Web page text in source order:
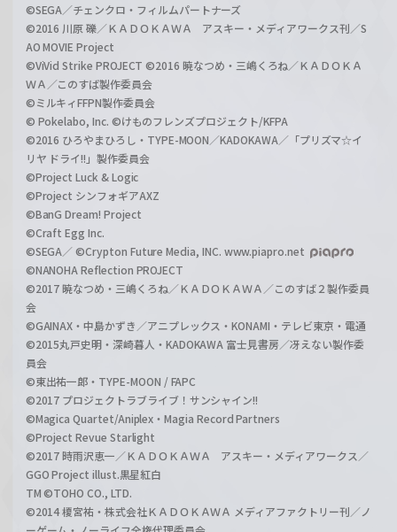
©SEGA／チェンクロ・フィルムパートナーズ
©2016 川原 礫／ＫＡＤＯＫＡＷＡ アスキー・メディアワークス刊／S
AO MOVIE Project
©ViVid Strike PROJECT ©2016 暁なつめ・三嶋くろね／ＫＡＤＯＫＡ
ＷＡ／このすば製作委員会
©ミルキィFFPN製作委員会
© Pokelabo, Inc. ©けものフレンズプロジェクト/KFPA
©2016 ひろやまひろし・TYPE-MOON／KADOKAWA／「プリズマ☆イ
リヤ ドライ!!」製作委員会
©Project Luck & Logic
©Project シンフォギアAXZ
©BanG Dream! Project
©Craft Egg Inc.
©SEGA／ ©Crypton Future Media, INC. www.piapro.net
©NANOHA Reflection PROJECT
©2017 暁なつめ・三嶋くろね／ＫＡＤＯＫＡＷＡ／このすば２製作委員
会
©GAINAX・中島かずき／アニプレックス・KONAMI・テレビ東京・電通
©2015丸戸史明・深崎暮人・KADOKAWA 富士見書房／冴えない製作委
員会
©東出祐一郎・TYPE-MOON / FAPC
©2017 プロジェクトラブライブ！サンシャイン!!
©Magica Quartet/Aniplex・Magia Record Partners
©Project Revue Starlight
©2017 時雨沢恵一／ＫＡＤＯＫＡＷＡ アスキー・メディアワークス／
GGO Project illust.黒星紅白
TM ©TOHO CO., LTD.
©2014 榎宮祐・株式会社ＫＡＤＯＫＡＷＡ メディアファクトリー刊／ノ